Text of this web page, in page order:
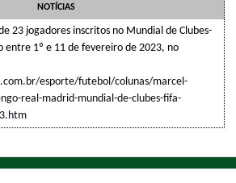
NOTÍCIAS
23 jogadores inscritos no Mundial de Clubes-
entre 1º e 11 de fevereiro de 2023, no
esporte/futebol/colunas/marcel-
real-madrid-mundial-de-clubes-fifa-